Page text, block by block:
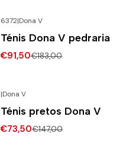
6372|Dona V
Ténis Dona V pedraria
€91,50€183,00
|Dona V
Ténis pretos Dona V
€73,50€147,00